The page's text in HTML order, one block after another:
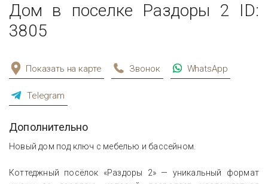
Дом в поселке Раздоры 2 ID:
3805
Показать на карте Звонок WhatsApp
Telegram
Дополнительно
Новый дом под ключ с мебелью и бассейном.
Коттеджный посёлок «Раздоры 2» — уникальный формат